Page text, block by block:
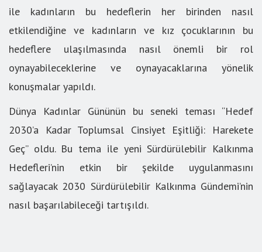
ile kadınların bu hedeflerin her birinden nasıl
etkilendiğine ve kadınların ve kız çocuklarının bu
hedeflere ulaşılmasında nasıl önemli bir rol
oynayabileceklerine ve oynayacaklarına yönelik
konuşmalar yapıldı.
Dünya Kadınlar Gününün bu seneki teması “Hedef
2030’a Kadar Toplumsal Cinsiyet Eşitliği: Harekete
Geç” oldu. Bu tema ile yeni Sürdürülebilir Kalkınma
Hedefleri’nin etkin bir şekilde uygulanmasını
sağlayacak 2030 Sürdürülebilir Kalkınma Gündemi’nin
nasıl başarılabileceği tartışıldı.